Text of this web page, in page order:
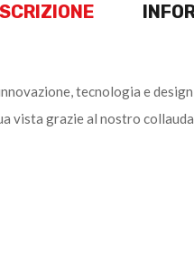
tecnologia e
grazie al nostro